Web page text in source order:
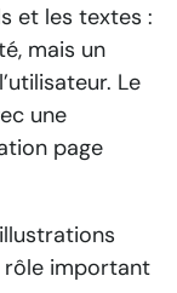
et les textes :
mais un
Le
une
page
rôle important